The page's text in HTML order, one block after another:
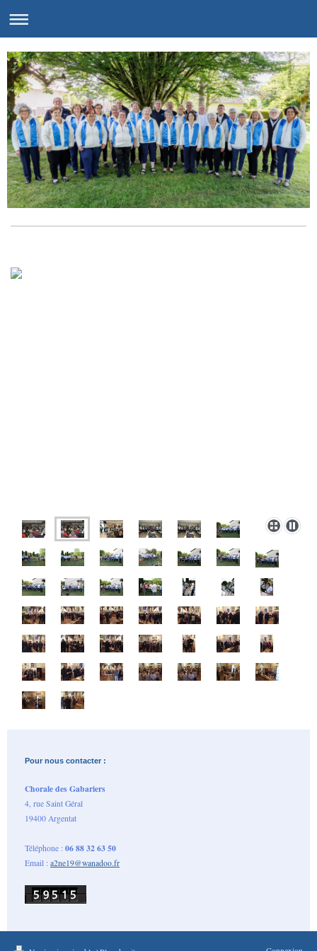
Pour nous contacter :
Chorale des Gabariers
4, rue Saint Géral
19400 Argentat
Téléphone : 06 88 32 63 50
Email : a2ne19@wanadoo.fr